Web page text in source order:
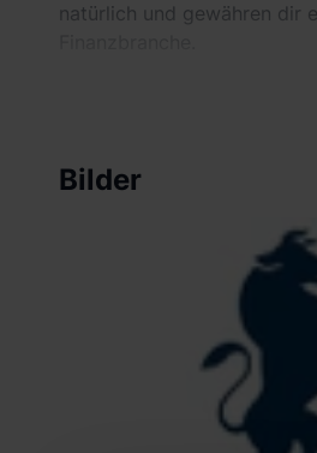
natürlich und gewähren dir
Bilder